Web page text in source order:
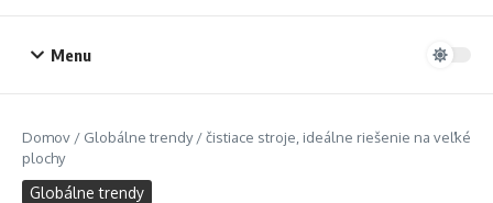
Menu
Domov / Globálne trendy/čistiace stroje, ideálne riešenie na veľké
plochy
Globálne trendy